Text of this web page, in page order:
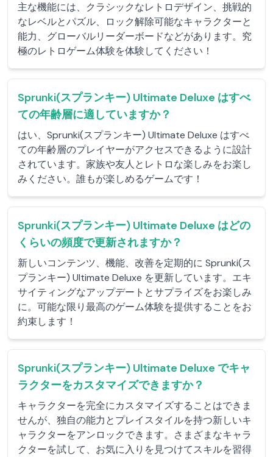
主な機能には、クラシックなレトロデザイン、挑戦的
なレベルとパズル、ロック解除可能なキャラクターと
能力、グローバルリーダーボードなどがあります。究
極のレトロゲーム体験を体験してください！
Sprunki(スプランキー) Ultimate Deluxe はすべ
ての年齢層に適していますか？
はい、Sprunki(スプランキー) Ultimate Deluxe はすべ
ての年齢層のプレイヤーがアクセスできるように設計
されています。家族や友人とレトロな楽しみをお楽し
みください。誰もが楽しめるゲームです！
Sprunki(スプランキー) Ultimate Deluxe はどの
くらいの頻度で更新されますか？
新しいコンテンツ、機能、改善を定期的に Sprunki(ス
プランキー) Ultimate Deluxe を更新しています。エキ
サイティングなアップデートとサプライズをお楽しみ
に。可能な限り最高のゲーム体験を提供することをお
約束します！
Sprunki(スプランキー) Ultimate Deluxe でキャ
ラクターをカスタマイズできますか？
キャラクターを完全にカスタマイズすることはできま
せんが、独自の能力とプレイスタイルを持つ新しいキ
ャラクターをアンロックできます。さまざまなキャラ
クターを試して、お気に入りを見つけてスキルを習得